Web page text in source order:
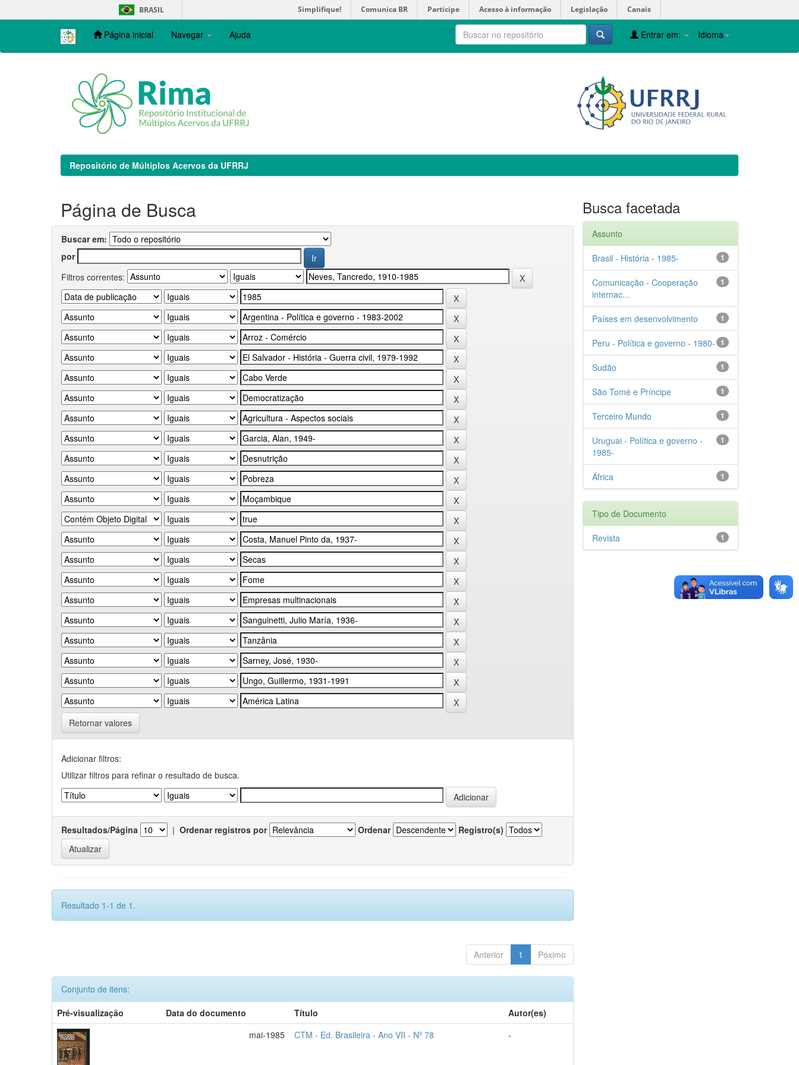
navigation
BRASIL Simplifique! Comunica BR Participe Acesso à informação Legislação Canais
Página inicial Navegar Ajuda Idioma
Entrar em:
Repositório de Múltiplos Acervos da UFRRJ
Página de Busca
Buscar em:
por
Filtros correntes:
Retornar valores
Adicionar filtros:
Utilizar filtros para refinar o resultado de busca.
Resultados/Página | Ordenar registros por Ordenar Registro(s)
Resultado 1-1 de 1.
Anterior 1 Póximo
Conjunto de itens:
Pré-visualização
Data do documento Título
Autor(es)
mai-1985
CTM - Ed. Brasileira - Ano VII - Nº 78 -
Busca facetada
Assunto
1
Brasil - História - 1985-
1
Comunicação - Cooperação
internac...
1
Países em desenvolvimento
1
Peru - Política e governo - 1980-
1
Sudão
1
São Tomé e Príncipe
1
Terceiro Mundo
1
Uruguai - Política e governo -
1985-
1
África
Tipo de Documento
1
Revista